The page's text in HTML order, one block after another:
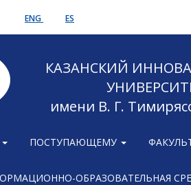
ENG ES
КАЗАНСКИЙ
имени В. Г.
ПОСТУПАЮЩЕМУ
ОБРАЗОВАТЕЛЬНАЯ